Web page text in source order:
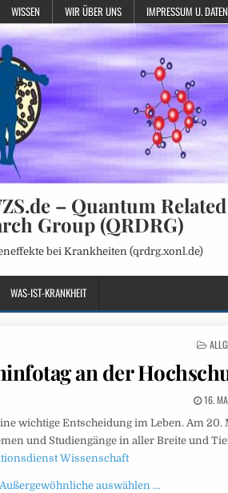
WISSEN WIR ÜBER UNS IMPRESSUM U.
– Quantum Related
Group (QRDRG)
bei Krankheiten (qrdrg.xonl.de)
WAS-IST-KRANKHEIT
an der
16.
wichtige Entscheidung im Leben. Am
und Studiengänge in aller Breite und
Wissenschaft
auswählen …